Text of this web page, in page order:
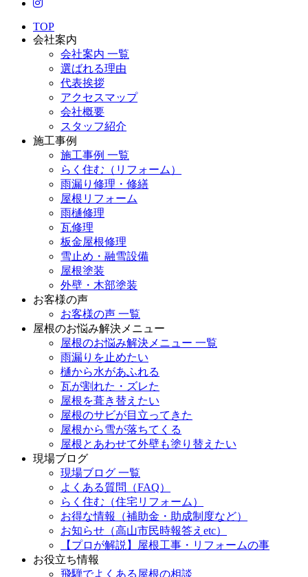
TOP
会社案内
会社案内 一覧
選ばれる理由
代表挨拶
アクセスマップ
会社概要
スタッフ紹介
施工事例
施工事例 一覧
らく住む（リフォーム）
雨漏り修理・修繕
屋根リフォーム
雨樋修理
瓦修理
板金屋根修理
雪止め・融雪設備
屋根塗装
外壁・木部塗装
お客様の声
お客様の声 一覧
屋根のお悩み解決メニュー
屋根のお悩み解決メニュー 一覧
雨漏りを止めたい
樋から水があふれる
瓦が割れた・ズレた
屋根を葺き替えたい
屋根のサビが目立ってきた
屋根から雪が落ちてくる
屋根とあわせて外壁も塗り替えたい
現場ブログ
現場ブログ 一覧
よくある質問（FAQ）
らく住む（住宅リフォーム）
お得な情報（補助金・助成制度など）
お知らせ（高山市民時報答えetc）
【プロが解説】屋根工事・リフォームの事
お役立ち情報
飛騨でよくある屋根の相談